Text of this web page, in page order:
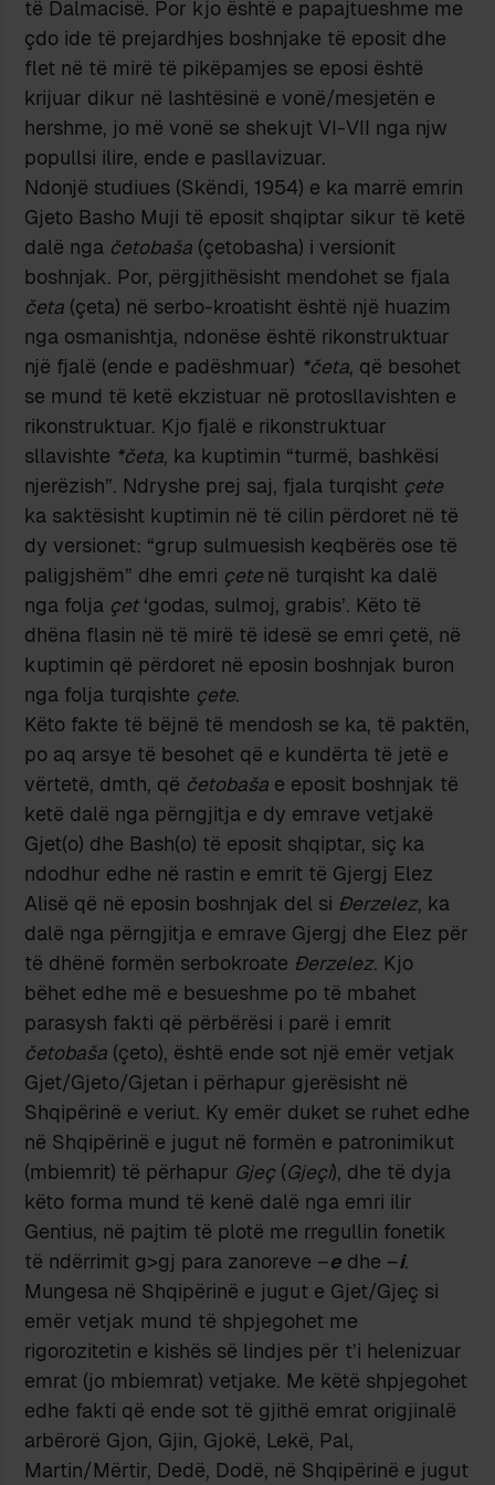
të Dalmacisë. Por kjo është e papajtueshme me
çdo ide të prejardhjes boshnjake të eposit dhe
flet në të mirë të pikëpamjes se eposi është
krijuar dikur në lashtësinë e vonë/mesjetën e
hershme, jo më vonë se shekujt VI-VII nga njw
popullsi ilire, ende e pasllavizuar.
Ndonjë studiues (Skëndi, 1954) e ka marrë emrin
Gjeto Basho Muji të eposit shqiptar sikur të ketë
dalë nga četobaša (çetobasha) i versionit
boshnjak. Por, përgjithësisht mendohet se fjala
četa (çeta) në serbo-kroatisht është një huazim
nga osmanishtja, ndonëse është rikonstruktuar
një fjalë (ende e padëshmuar) *četa, që besohet
se mund të ketë ekzistuar në protosllavishten e
rikonstruktuar. Kjo fjalë e rikonstruktuar
sllavishte *četa, ka kuptimin “turmë, bashkësi
njerëzish”. Ndryshe prej saj, fjala turqisht çete
ka saktësisht kuptimin në të cilin përdoret në të
dy versionet: “grup sulmuesish keqbërës ose të
paligjshëm” dhe emri çete në turqisht ka dalë
nga folja çet‘godas, sulmoj, grabis’. Këto të
dhëna flasin në të mirë të idesë se emri çetë, në
kuptimin që përdoret në eposin boshnjak buron
nga folja turqishte çete.
Këto fakte të bëjnë të mendosh se ka, të paktën,
po aq arsye të besohet që e kundërta të jetë e
vërtetë, dmth, që četobaša e eposit boshnjak të
ketë dalë nga përngjitja e dy emrave vetjakë
Gjet(o) dhe Bash(o) të eposit shqiptar, siç ka
ndodhur edhe në rastin e emrit të Gjergj Elez
Alisë që në eposin boshnjak del si Đerzelez, ka
dalë nga përngjitja e emrave Gjergj dhe Elez për
të dhënë formën serbokroate Đerzelez. Kjo
bëhet edhe më e besueshme po të mbahet
parasysh fakti që përbërësi i parë i emrit
četobaša (çeto), është ende sot një emër vetjak
Gjet/Gjeto/Gjetan i përhapur gjerësisht në
Shqipërinë e veriut. Ky emër duket se ruhet edhe
në Shqipërinë e jugut në formën e patronimikut
(mbiemrit) të përhapur Gjeç(Gjeçi), dhe të dyja
këto forma mund të kenë dalë nga emri ilir
Gentius, në pajtim të plotë me rregullin fonetik
të ndërrimit g>gj para zanoreve –e dhe –i.
Mungesa në Shqipërinë e jugut e Gjet/Gjeç si
emër vetjak mund të shpjegohet me
rigorozitetin e kishës së lindjes për t’i helenizuar
emrat (jo mbiemrat) vetjake. Me këtë shpjegohet
edhe fakti që ende sot të gjithë emrat origjinalë
arbërorë Gjon, Gjin, Gjokë, Lekë, Pal,
Martin/Mërtir, Dedë, Dodë, në Shqipërinë e jugut